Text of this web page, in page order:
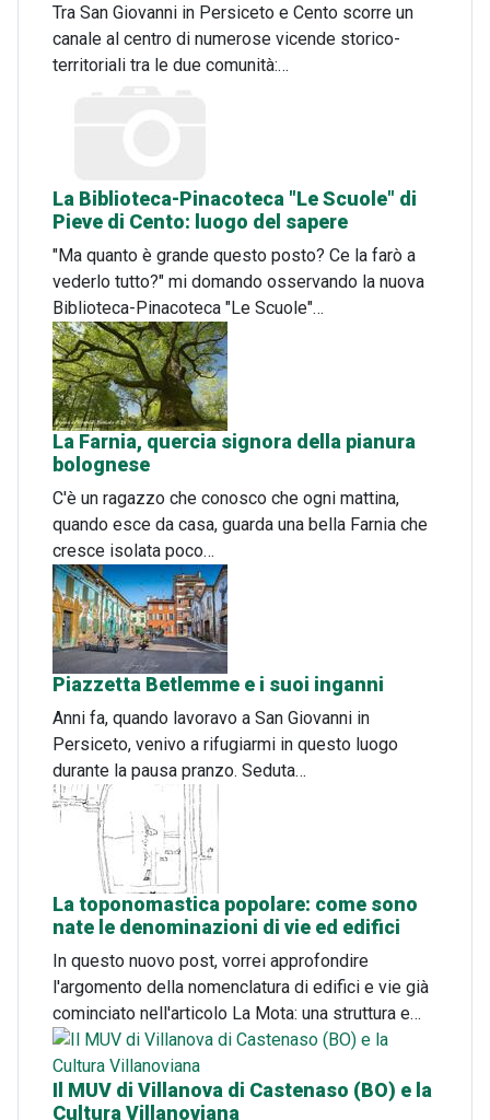
Tra San Giovanni in Persiceto e Cento scorre un
canale al centro di numerose vicende storico-
territoriali tra le due comunità:…
La Biblioteca-Pinacoteca "Le Scuole" di
Pieve di Cento: luogo del sapere
"Ma quanto è grande questo posto? Ce la farò a
vederlo tutto?" mi domando osservando la nuova
Biblioteca-Pinacoteca "Le Scuole"…
La Farnia, quercia signora della pianura
bolognese
C'è un ragazzo che conosco che ogni mattina,
quando esce da casa, guarda una bella Farnia che
cresce isolata poco…
Piazzetta Betlemme e i suoi inganni
Anni fa, quando lavoravo a San Giovanni in
Persiceto, venivo a rifugiarmi in questo luogo
durante la pausa pranzo. Seduta…
La toponomastica popolare: come sono
nate le denominazioni di vie ed edifici
In questo nuovo post, vorrei approfondire
l'argomento della nomenclatura di edifici e vie già
cominciato nell'articolo La Mota: una struttura e…
Il MUV di Villanova di Castenaso (BO) e la
Cultura Villanoviana